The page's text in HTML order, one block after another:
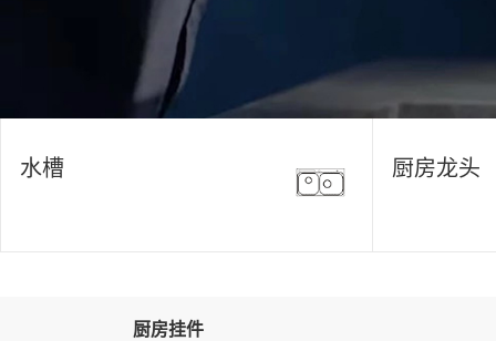
水槽
厨房挂件
厨房龙头
厨房挂件
厨房挂件
厨房挂件